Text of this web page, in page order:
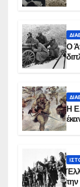
Ο
Η